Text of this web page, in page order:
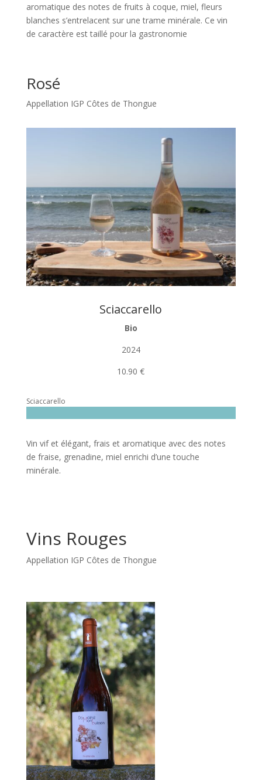
aromatique des notes de fruits à coque, miel, fleurs
blanches s’entrelacent sur une trame minérale. Ce vin
de caractère est taillé pour la gastronomie
Rosé
Appellation IGP Côtes de Thongue
Sciaccarello
Bio
2024
10.90 €
Sciaccarello
Vin vif et élégant, frais et aromatique avec des notes
de fraise, grenadine, miel enrichi d’une touche
minérale.
Vins Rouges
Appellation IGP Côtes de Thongue